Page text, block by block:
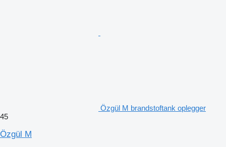
Özgül M brandstoftank oplegger
45
Özgül M